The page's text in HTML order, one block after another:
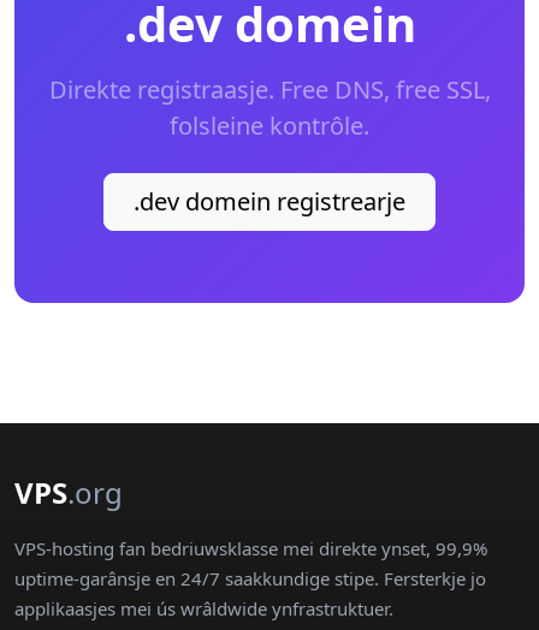
.dev domein
Direkte registraasje. Free DNS, free SSL,
folsleine kontrôle.
.dev domein registrearje
VPS.org
VPS-hosting fan bedriuwsklasse mei direkte ynset, 99,9%
uptime-garânsje en 24/7 saakkundige stipe. Fersterkje jo
applikaasjes mei ús wrâldwide ynfrastruktuer.